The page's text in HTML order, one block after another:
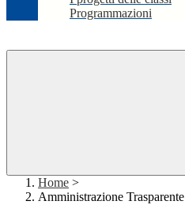
Programmazioni
Home >
Amministrazione Trasparente